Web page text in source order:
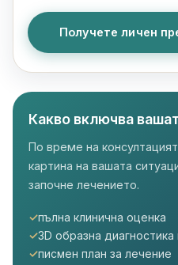
Получете личен
Какво включва
По време на
картина на вашата
започне лечението.
✓пълна клинична оценка
✓3D образна
✓писмен план за лечение